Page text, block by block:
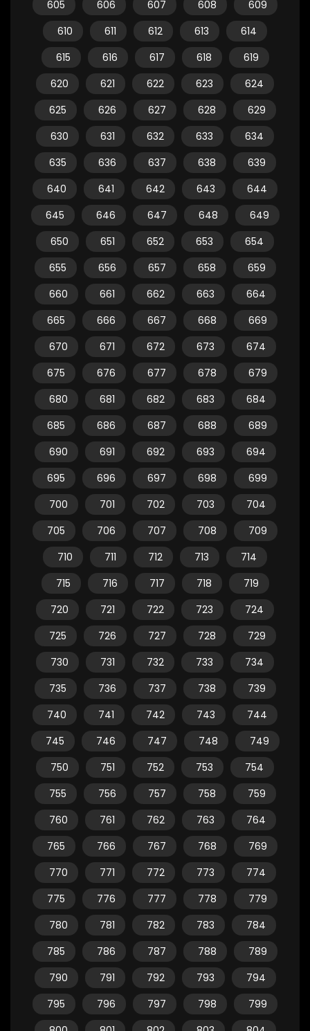
605
606 607 608
609
610
611 612 613
614
615
616 617 618
619
620
621 622 623
624
625
626 627 628
629
630
631 632 633
634
635
636 637 638
639
640
641 642 643
644
645
646 647 648
649
650
651 652 653
654
655
656 657 658
659
660
661 662 663
664
665
666 667 668
669
670
671 672 673
674
675
676 677 678
679
680
681 682 683
684
685
686 687 688
689
690
691 692 693
694
695
696 697 698
699
700
701 702 703
704
705
706 707 708
709
710
711 712 713
714
715
716 717 718
719
720
721 722 723
724
725
726 727 728
729
730
731 732 733
734
735
736 737 738
739
740
741 742 743
744
745
746 747 748
749
750
751 752 753
754
755
756 757 758
759
760
761 762 763
764
765
766 767 768
769
770
771 772 773
774
775
776 777 778
779
780
781 782 783
784
785
786 787 788
789
790
791 792 793
794
795
796 797 798
799